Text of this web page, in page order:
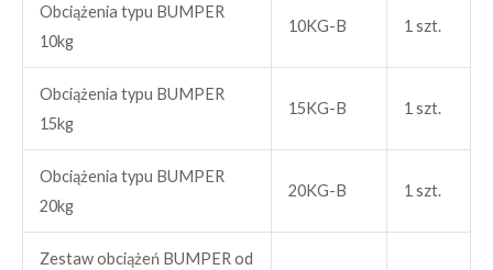
Obciążenia typu BUMPER
10kg
10KG-B 1 szt.
Obciążenia typu BUMPER
15kg
15KG-B 1 szt.
Obciążenia typu BUMPER
20kg
20KG-B 1 szt.
Zestaw obciążeń BUMPER od